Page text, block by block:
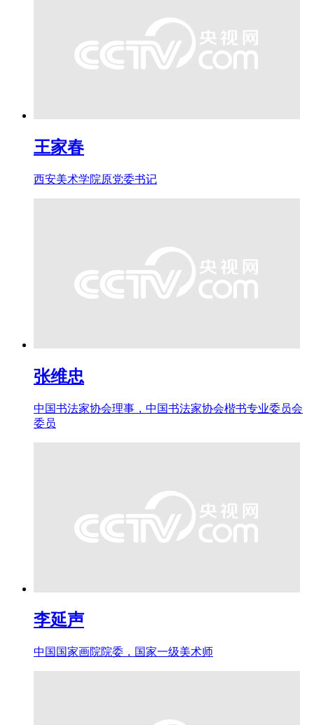
王家春
西安美术学院原党委书记
张维忠
中国书法家协会理事，中国书法家协会楷书专业委员会
委员
李延声
中国国家画院院委，国家一级美术师